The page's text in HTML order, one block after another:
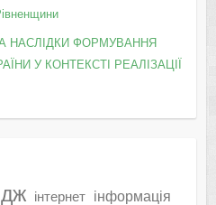
НАСЛІДКИ ФОРМУВАННЯ
У КОНТЕКСТІ РЕАЛІЗАЦІЇ
інтернет інформація